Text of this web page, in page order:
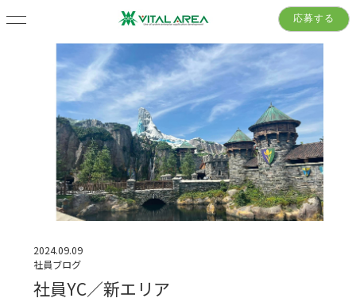
応募する
2024.09.09
社員ブログ
社員YC／新エリア